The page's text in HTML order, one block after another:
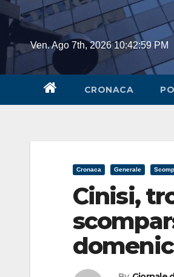
Skip
contentVen. Ago 7th, 202610:42:59 PM
CRONACA
Cronaca Generale
Cinisi,